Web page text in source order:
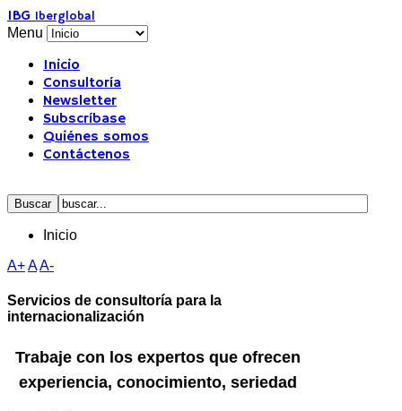
IBG Iberglobal
Menu
Inicio
Consultoría
Newsletter
Subscríbase
Quiénes somos
Contáctenos
Inicio
A+AA-
Servicios de consultoría para la
internacionalización
Trabaje con los expertos que ofrecen
experiencia, conocimiento, seriedad